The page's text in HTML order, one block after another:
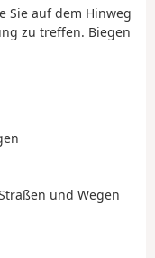
Sie auf dem Hinweg
zu treffen. Biegen
und Wegen